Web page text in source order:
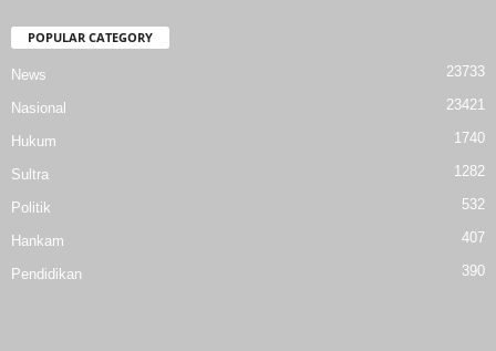
POPULAR CATEGORY
News 23733
Nasional 23421
Hukum 1740
Sultra 1282
Politik 532
Hankam 407
Pendidikan 390